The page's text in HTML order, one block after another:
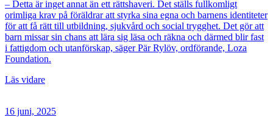
– Detta är inget annat än ett rättshaveri. Det ställs fullkomligt
orimliga krav på föräldrar att styrka sina egna och barnens identiteter
för att få rätt till utbildning, sjukvård och social trygghet. Det gör att
barn missar sin chans att lära sig läsa och räkna och därmed blir fast
i fattigdom och utanförskap, säger Pär Rylöv, ordförande, Loza
Foundation.
Läs vidare
16 juni, 2025